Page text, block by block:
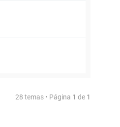
28 temas • Página 1 de 1